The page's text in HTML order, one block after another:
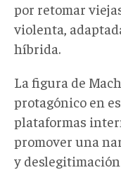
por retomar
violenta,
híbrida.
La figura de
protagónico en
plataformas
promover una
y